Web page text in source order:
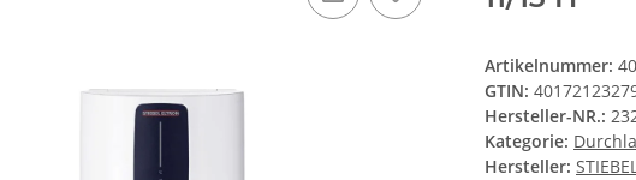
Artikelnummer:
GTIN:
Hersteller-NR.:
Kategorie:
Hersteller: